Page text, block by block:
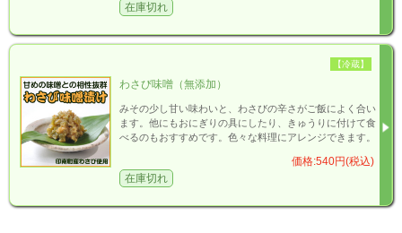
在庫切れ
【冷蔵】
わさび味噌（無添加）
みその少し甘い味わいと、わさびの辛さがご飯によく合い
ます。他にもおにぎりの具にしたり、きゅうりに付けて食
べるのもおすすめです。色々な料理にアレンジできます。
価格:540円(税込)
在庫切れ